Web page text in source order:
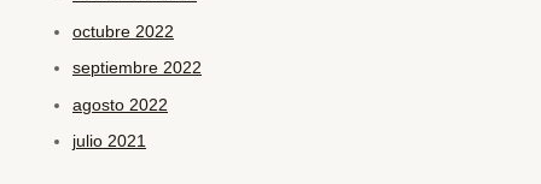
octubre 2022
septiembre 2022
agosto 2022
julio 2021